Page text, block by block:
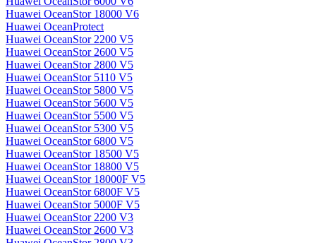
Huawei OceanStor 18000 V6
Huawei OceanProtect
Huawei OceanStor 2200 V5
Huawei OceanStor 2600 V5
Huawei OceanStor 2800 V5
Huawei OceanStor 5110 V5
Huawei OceanStor 5800 V5
Huawei OceanStor 5600 V5
Huawei OceanStor 5500 V5
Huawei OceanStor 5300 V5
Huawei OceanStor 6800 V5
Huawei OceanStor 18500 V5
Huawei OceanStor 18800 V5
Huawei OceanStor 18000F V5
Huawei OceanStor 6800F V5
Huawei OceanStor 5000F V5
Huawei OceanStor 2200 V3
Huawei OceanStor 2600 V3